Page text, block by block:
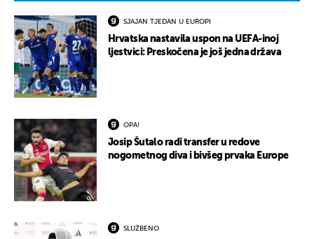
SJAJAN TJEDAN U EUROPI
Hrvatska nastavila uspon na UEFA-inoj
ljestvici: Preskočena je još jedna država
OPA!
Josip Šutalo radi transfer u redove
nogometnog diva i bivšeg prvaka Europe
SLUŽBENO